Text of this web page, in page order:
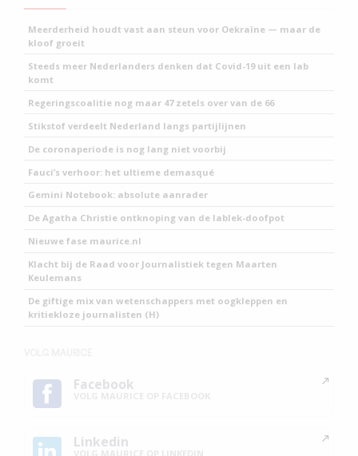
Meerderheid houdt vast aan steun voor Oekraïne — maar de
kloof groeit
Steeds meer Nederlanders denken dat Covid-19 uit een lab
komt
Regeringscoalitie nog maar 47 zetels over van de 66
Stikstof verdeelt Nederland langs partijlijnen
De coronaperiode is nog lang niet voorbij
Fauci’s verhoor: het ultieme demasqué
Gemini Notebook: absolute aanrader
De Agatha Christie ontknoping van de lablek-doofpot
Nieuwe fase maurice.nl
Klacht bij de Raad voor Journalistiek tegen Maarten
Keulemans
De giftige mix van wetenschappers met oogkleppen en
kritiekloze journalisten (H)
Facebook
Linkedin